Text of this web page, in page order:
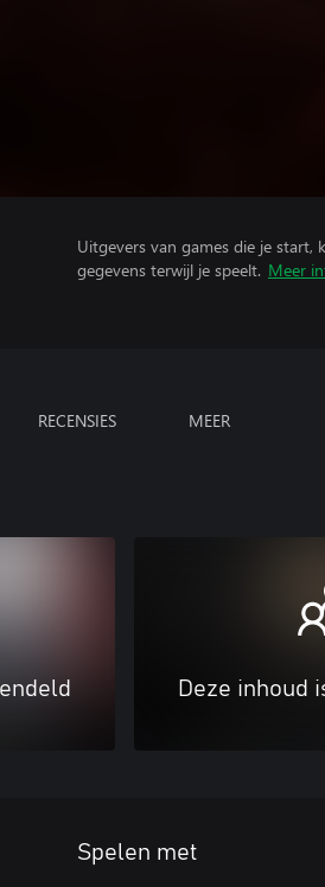
Uitgevers van games die je
gegevens terwijl je speelt. Meer
RECENSIES MEER
Deze inhoud
Spelen met